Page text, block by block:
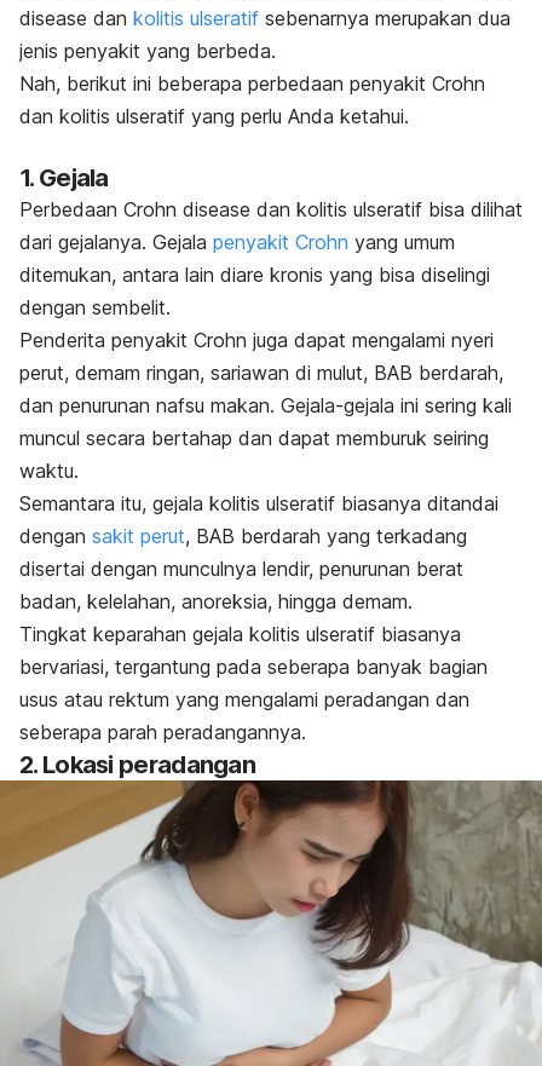
disease dan kolitis ulseratif sebenarnya merupakan dua
jenis penyakit yang berbeda.
Nah, berikut ini beberapa perbedaan penyakit Crohn
dan kolitis ulseratif yang perlu Anda ketahui.
1. Gejala
Perbedaan Crohn disease dan kolitis ulseratif bisa dilihat
dari gejalanya. Gejala penyakit Crohn yang umum
ditemukan, antara lain diare kronis yang bisa diselingi
dengan sembelit.
Penderita penyakit Crohn juga dapat mengalami nyeri
perut, demam ringan, sariawan di mulut, BAB berdarah,
dan penurunan nafsu makan. Gejala-gejala ini sering kali
muncul secara bertahap dan dapat memburuk seiring
waktu.
Semantara itu, gejala kolitis ulseratif biasanya ditandai
dengan sakit perut, BAB berdarah yang terkadang
disertai dengan munculnya lendir, penurunan berat
badan, kelelahan, anoreksia, hingga demam.
Tingkat keparahan gejala kolitis ulseratif biasanya
bervariasi, tergantung pada seberapa banyak bagian
usus atau rektum yang mengalami peradangan dan
seberapa parah peradangannya.
2. Lokasi peradangan